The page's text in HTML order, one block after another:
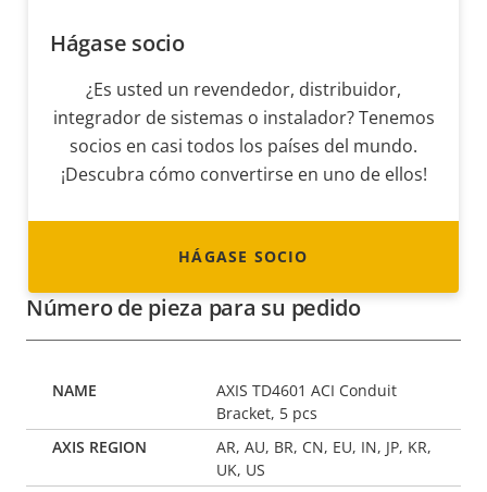
Hágase socio
¿Es usted un revendedor, distribuidor,
integrador de sistemas o instalador? Tenemos
socios en casi todos los países del mundo.
¡Descubra cómo convertirse en uno de ellos!
HÁGASE SOCIO
Número de pieza para su pedido
AXIS TD4601 ACI Conduit
Bracket, 5 pcs
AR, AU, BR, CN, EU, IN, JP, KR,
UK, US